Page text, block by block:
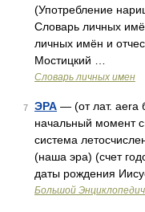
(Употребление
Словарь личных
личных имён и
Мостицкий …
Словарь личных имен
7 ЭРА — (от лат. aera
начальный момент
система
(наша эра) (счет
даты рождения
Большой